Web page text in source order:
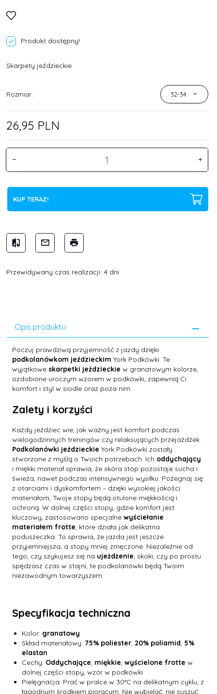
Produkt dostępny!
Skarpety jeździeckie
Rozmiar: 32-34
26,95 PLN
KUP TERAZ!
Przewidywany czas realizacji: 4 dni
Opis produktu
Poczuj prawdziwą przyjemność z jazdy dzięki
podkolanówkom jeździeckim York Podkówki. Te
wyjątkowe skarpetki jeździeckie w granatowym kolorze,
ozdobione uroczym wzorem w podkówki, zapewnią Ci
komfort i styl w siodle oraz poza nim.
Zalety i korzyści
Każdy jeździec wie, jak ważny jest komfort podczas
wielogodzinnych treningów czy relaksujących przejażdżek.
Podkolanówki jeździeckie York Podkówki zostały
stworzone z myślą o Twoich potrzebach. Ich oddychający
i miękki materiał sprawia, że skóra stóp pozostaje sucha i
świeża, nawet podczas intensywnego wysiłku. Pożegnaj się
z otarciami i dyskomfortem – dzięki wysokiej jakości
materiałom, Twoje stopy będą otulone miękkością i
ochroną. W dolnej części stopy, gdzie komfort jest
kluczowy, zastosowano specjalne wyściełanie
materiałem frotte, które działa jak delikatna
poduszeczka. To sprawia, że jazda jest jeszcze
przyjemniejsza, a stopy mniej zmęczone. Niezależnie od
tego, czy szykujesz się na ujeżdżenie, skoki, czy po prostu
spędzasz czas w stajni, te podkolanówki będą Twoim
niezawodnym towarzyszem.
Specyfikacja techniczna
Kolor: granatowy
Skład materiałowy: 75% poliester, 20% poliamid, 5%
elastan
Cechy: Oddychające, miękkie, wyścielone frotte w
dolnej części stopy, wzór w podkówki
Pielęgnacja: Prać w pralce w 30°C na delikatnym cyklu, z
łagodnym środkiem piorącym. Nie wybielać, nie suszyć